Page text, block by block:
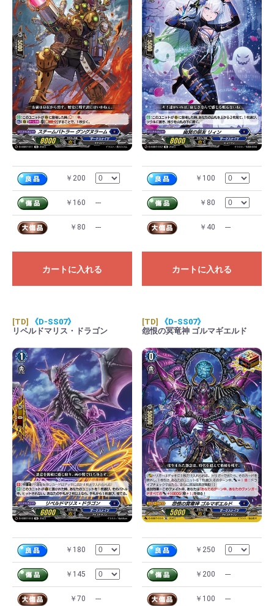
￥200
￥160 ---
￥80 ---
カートに入れる
￥100
￥80
￥40 ---
カートに入れる
[TD]
《D-SS07》
リペルドマリス・ドラゴン
￥180
￥145
￥70 ---
[TD]
《D-SS07》
怨恨の冥竜神 ゴルマギエルド
￥250
￥200 ---
￥100 ---